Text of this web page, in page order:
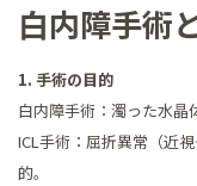
白内障手術
1. 手術の目的
白内障手術：濁った水晶
ICL手術：屈折異常（近
的。